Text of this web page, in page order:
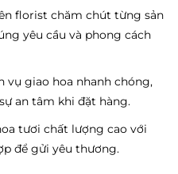
florist chăm chút từng sản
yêu cầu và phong cách
vụ giao hoa nhanh chóng,
an tâm khi đặt hàng.
tươi chất lượng cao với
để gửi yêu thương.